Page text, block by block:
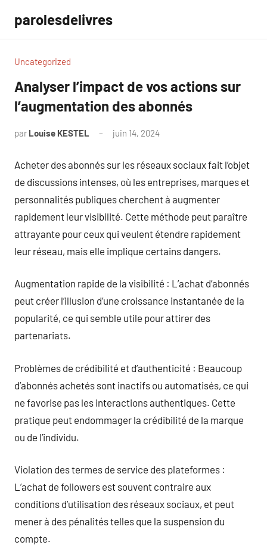
contenu
parolesdelivres
Uncategorized
Analyser l’impact de vos actions sur
l’augmentation des abonnés
par Louise KESTEL juin 14, 2024
Acheter des abonnés sur les réseaux sociaux fait l’objet
de discussions intenses, où les entreprises, marques et
personnalités publiques cherchent à augmenter
rapidement leur visibilité. Cette méthode peut paraître
attrayante pour ceux qui veulent étendre rapidement
leur réseau, mais elle implique certains dangers.
Augmentation rapide de la visibilité : L’achat d’abonnés
peut créer l’illusion d’une croissance instantanée de la
popularité, ce qui semble utile pour attirer des
partenariats.
Problèmes de crédibilité et d’authenticité : Beaucoup
d’abonnés achetés sont inactifs ou automatisés, ce qui
ne favorise pas les interactions authentiques. Cette
pratique peut endommager la crédibilité de la marque
ou de l’individu.
Violation des termes de service des plateformes :
L’achat de followers est souvent contraire aux
conditions d’utilisation des réseaux sociaux, et peut
mener à des pénalités telles que la suspension du
compte.